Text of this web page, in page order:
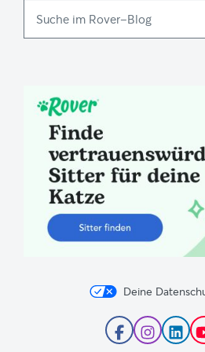
Deine
Folge
Rover
Folge
Rover